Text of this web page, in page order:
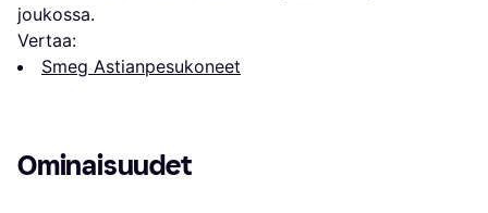
joukossa.
Vertaa:
Smeg Astianpesukoneet
Ominaisuudet